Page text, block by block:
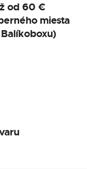
od 60 €
miesta